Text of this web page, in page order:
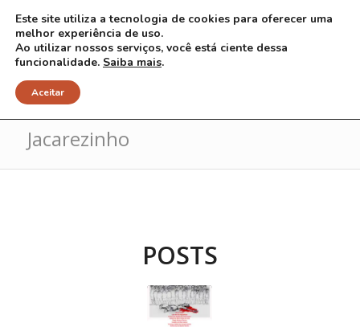
Arquivo para Tag: chacina
Jacarezinho
POSTS
Este site utiliza a tecnologia de cookies para oferecer uma
melhor experiência de uso.
Ao utilizar nossos serviços, você está ciente dessa
funcionalidade. Saiba mais.
Aceitar